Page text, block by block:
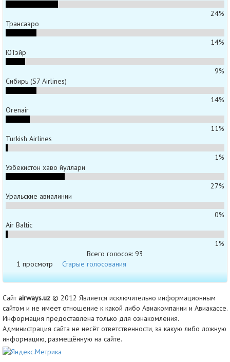
24%
Трансаэро
14%
ЮТэйр
9%
Сибирь (S7 Airlines)
14%
Orenair
11%
Turkish Airlines
1%
Узбекистон хаво йуллари
27%
Уральские авиалинии
0%
Air Baltic
1%
Всего голосов: 93
1 просмотр
Старые голосования
Сайтairways.uz © 2012 Является исключительно информационным
сайтом и не имеет отношение к какой либо Авиакомпании и Авиакассе.
Информация предоставлена только для ознакомления.
Администрация сайта не несёт ответственности, за какую либо ложную
информацию, размещённую на сайте.